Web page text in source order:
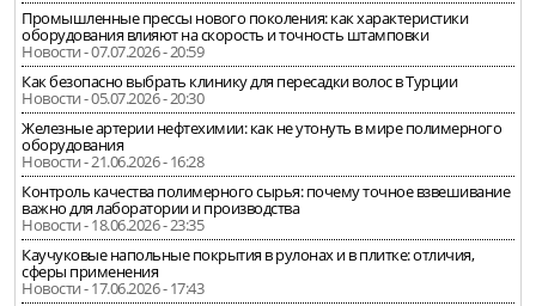
Промышленные прессы нового поколения: как характеристики
оборудования влияют на скорость и точность штамповки
Новости - 07.07.2026 - 20:59
Как безопасно выбрать клинику для пересадки волос в Турции
Новости - 05.07.2026 - 20:30
Железные артерии нефтехимии: как не утонуть в мире полимерного
оборудования
Новости - 21.06.2026 - 16:28
Контроль качества полимерного сырья: почему точное взвешивание
важно для лаборатории и производства
Новости - 18.06.2026 - 23:35
Каучуковые напольные покрытия в рулонах и в плитке: отличия,
сферы применения
Новости - 17.06.2026 - 17:43